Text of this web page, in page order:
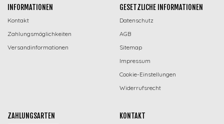
INFORMATIONEN
Kontakt
Zahlungsmöglichkeiten
Versandinformationen
GESETZLICHE INFORMATIONEN
Datenschutz
AGB
Sitemap
Impressum
Cookie-Einstellungen
Widerrufsrecht
ZAHLUNGSARTEN KONTAKT